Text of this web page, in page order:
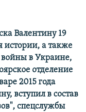
Валентину 19
истории, а также
в Украине,
отделение
2015 года
вступил в состав
спецслужбы